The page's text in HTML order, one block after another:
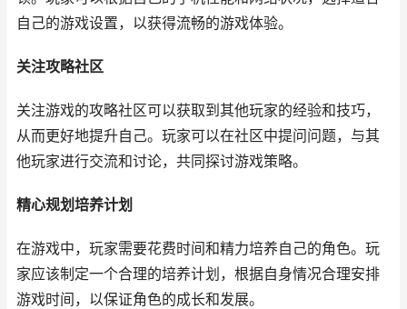
自己的游戏设置，以获得流畅的游戏体验。
关注攻略社区
关注游戏的攻略社区可以获取到其他玩家的经验和技巧，
从而更好地提升自己。玩家可以在社区中提问问题，与其
他玩家进行交流和讨论，共同探讨游戏策略。
精心规划培养计划
在游戏中，玩家需要花费时间和精力培养自己的角色。玩
家应该制定一个合理的培养计划，根据自身情况合理安排
游戏时间，以保证角色的成长和发展。